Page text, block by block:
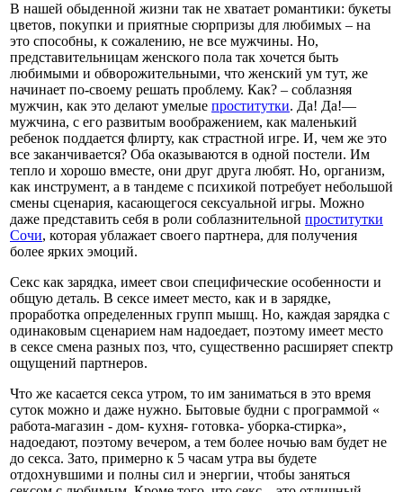
В нашей обыденной жизни так не хватает романтики: букеты
цветов, покупки и приятные сюрпризы для любимых – на
это способны, к сожалению, не все мужчины. Но,
представительницам женского пола так хочется быть
любимыми и обворожительными, что женский ум тут, же
начинает по-своему решать проблему. Как? – соблазняя
мужчин, как это делают умелые проститутки. Да! Да!—
мужчина, с его развитым воображением, как маленький
ребенок поддается флирту, как страстной игре. И, чем же это
все заканчивается? Оба оказываются в одной постели. Им
тепло и хорошо вместе, они друг друга любят. Но, организм,
как инструмент, а в тандеме с психикой потребует небольшой
смены сценария, касающегося сексуальной игры. Можно
даже представить себя в роли соблазнительной проститутки
Сочи, которая ублажает своего партнера, для получения
более ярких эмоций.
Секс как зарядка, имеет свои специфические особенности и
общую деталь. В сексе имеет место, как и в зарядке,
проработка определенных групп мышц. Но, каждая зарядка с
одинаковым сценарием нам надоедает, поэтому имеет место
в сексе смена разных поз, что, существенно расширяет спектр
ощущений партнеров.
Что же касается секса утром, то им заниматься в это время
суток можно и даже нужно. Бытовые будни с программой «
работа-магазин - дом- кухня- готовка- уборка-стирка»,
надоедают, поэтому вечером, а тем более ночью вам будет не
до секса. Зато, примерно к 5 часам утра вы будете
отдохнувшими и полны сил и энергии, чтобы заняться